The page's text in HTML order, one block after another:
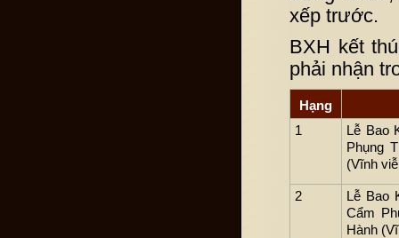
xếp trước.
BXH kết
phải nhận
Hạng
1
Lễ Bao
Phụng
(Vĩnh
2
Lễ Bao
Cẩm
Hành